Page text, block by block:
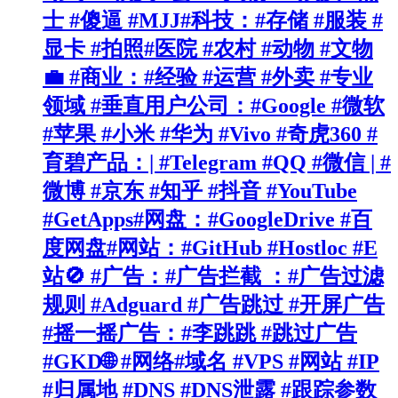
士 #傻逼 #MJJ#科技：#存储 #服装 #
显卡 #拍照#医院 #农村 #动物 #文物
💼 #商业：#经验 #运营 #外卖 #专业
领域 #垂直用户公司：#Google #微软
#苹果 #小米 #华为 #Vivo #奇虎360 #
育碧产品：| #Telegram #QQ #微信 | #
微博 #京东 #知乎 #抖音 #YouTube
#GetApps#网盘：#GoogleDrive #百
度网盘#网站：#GitHub #Hostloc #E
站🚫 #广告：#广告拦截 ：#广告过滤
规则 #Adguard #广告跳过 #开屏广告
#摇一摇广告：#李跳跳 #跳过广告
#GKD🌐 #网络#域名 #VPS #网站 #IP
#归属地 #DNS #DNS泄露 #跟踪参数